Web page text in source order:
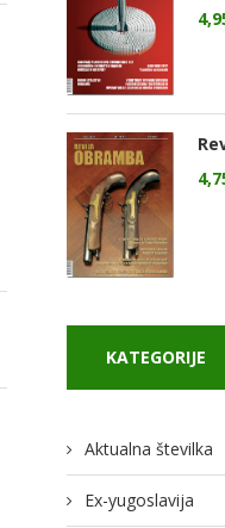
KATEGORIJE
Aktualna številka
Ex-yugoslavija